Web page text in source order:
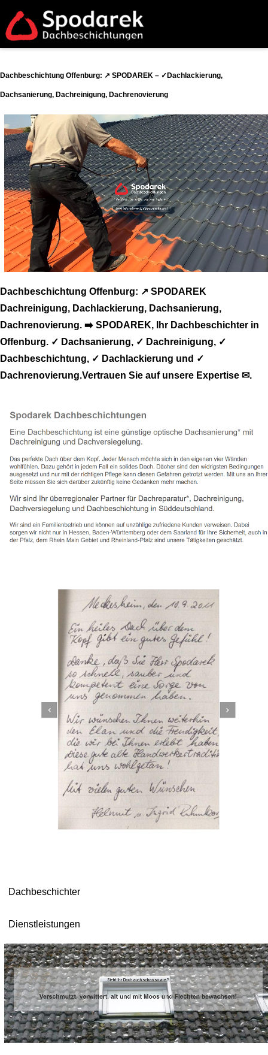
Dachbeschichtung Offenburg: ↗️ SPODAREK – ✓Dachlackierung,
Dachsanierung, Dachreinigung, Dachrenovierung
Dachbeschichtung Offenburg: ↗️ SPODAREK
Dachreinigung, Dachlackierung, Dachsanierung,
Dachrenovierung. ➡️ SPODAREK, Ihr Dachbeschichter in
Offenburg. ✓ Dachsanierung, ✓ Dachreinigung, ✓
Dachbeschichtung, ✓ Dachlackierung und ✓
Dachrenovierung.Vertrauen Sie auf unsere Expertise ✉.
Dachbeschichter
Dienstleistungen